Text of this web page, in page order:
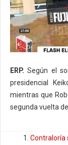
ERP. Según el
presidencial
mientras que
segunda vuelta
Contraloría